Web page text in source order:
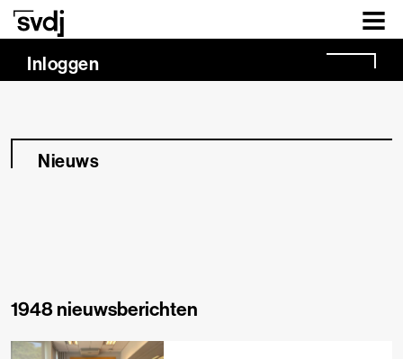
Naar hoofdinhoud
Inloggen
Nieuws
1948 nieuwsberichten